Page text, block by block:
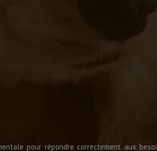
pour répondre correctement aux